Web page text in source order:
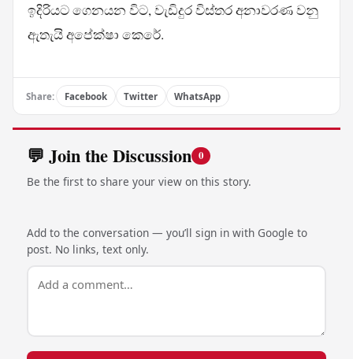
ඉදිරියට ගෙනයන විට, වැඩිදුර විස්තර අනාවරණ වනු
ඇතැයි අපේක්ෂා කෙරේ.
Share: Facebook Twitter WhatsApp
💬 Join the Discussion 0
Be the first to share your view on this story.
Add to the conversation — you’ll sign in with Google to
post. No links, text only.